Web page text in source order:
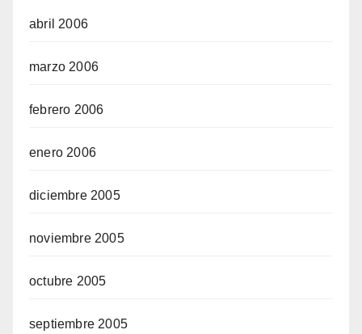
abril 2006
marzo 2006
febrero 2006
enero 2006
diciembre 2005
noviembre 2005
octubre 2005
septiembre 2005